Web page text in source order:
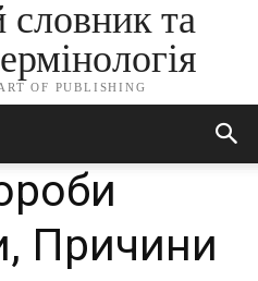
та
OF PUBLISHING
Причини